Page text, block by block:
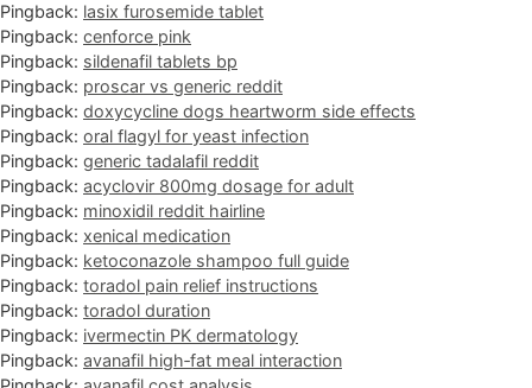
Pingback: lasix furosemide tablet
Pingback: cenforce pink
Pingback: sildenafil tablets bp
Pingback: proscar vs generic reddit
Pingback: doxycycline dogs heartworm side effects
Pingback: oral flagyl for yeast infection
Pingback: generic tadalafil reddit
Pingback: acyclovir 800mg dosage for adult
Pingback: minoxidil reddit hairline
Pingback: xenical medication
Pingback: ketoconazole shampoo full guide
Pingback: toradol pain relief instructions
Pingback: toradol duration
Pingback: ivermectin PK dermatology
Pingback: avanafil high‑fat meal interaction